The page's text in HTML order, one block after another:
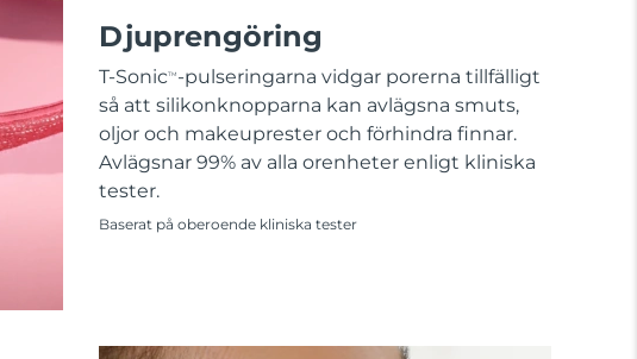
Djuprengöring
T-SonicTM -pulseringarna vidgar porerna tillfälligt
så att silikonknopparna kan avlägsna smuts,
oljor och makeuprester och förhindra finnar.
Avlägsnar 99% av alla orenheter enligt kliniska
tester.
Baserat på oberoende kliniska tester